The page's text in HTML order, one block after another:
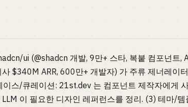
ui (@shadcn 개발, 9만+ 스타, 복붙 컴포넌트,
$340M ARR, 600만+ 개발자) 가 주류 제너레이
스/큐레이션: 21st.dev 는 컴포넌트 제작자에게
이 필요한 디자인 레퍼런스를 정리. (3) 테마/